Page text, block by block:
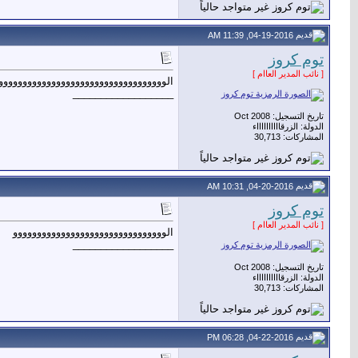
توم كروز
[ نائب المدير العاام ]
تاريخ التسجيل: Oct 2008
الدولة: الزرقااااااااااء
المشاركات: 30,713
توم كروز
[ نائب المدير العاام ]
تاريخ التسجيل: Oct 2008
الدولة: الزرقااااااااااء
المشاركات: 30,713
الوووووووووووووووووووووووووووووووو